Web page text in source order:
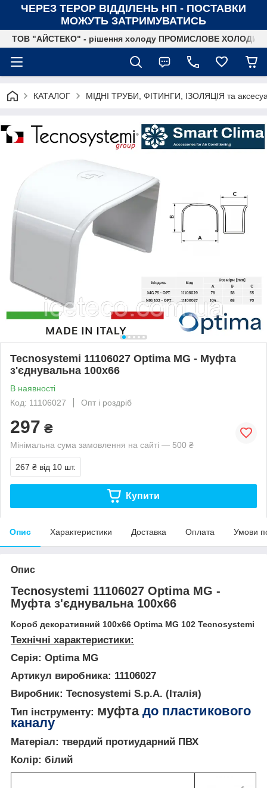
ЧЕРЕЗ ТЕРОР ВІДДІЛЕНЬ НП - ПОСТАВКИ
МОЖУТЬ ЗАТРИМУВАТИСЬ
ТОВ "АЙСТЕКО" - рішення холоду ПРОМИСЛОВЕ
КАТАЛОГ МІДНІ ТРУБИ, ФІТИНГИ, ІЗОЛЯЦІЯ та
Tecnosystemi 11106027 Optima MG - Муфта
з'єднувальна 100х66
В наявності
Код: 11106027
Опт і роздріб
297 ₴
Мінімальна сума замовлення на сайті — 500 ₴
267 ₴ від 10 шт.
Купити
Опис Характеристики Доставка Оплата Умови
Опис
Tecnosystemi 11106027 Optima MG -
Муфта з'єднувальна 100х66
Короб декоративний 100х66 Optima MG 102 Tecnosystemi
Технічні характеристики:
Серія: Optima MG
Артикул виробника: 11106027
Виробник: Tecnosystemi S.p.A. (Італія)
Тип інструменту: муфта до пластикового
каналу
Матеріал: твердий протиударний ПВХ
Колір: білий